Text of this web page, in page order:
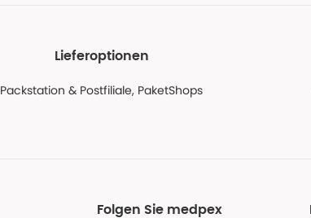
Lieferoptionen
Packstation & Postfiliale, PaketShops
Folgen Sie medpex